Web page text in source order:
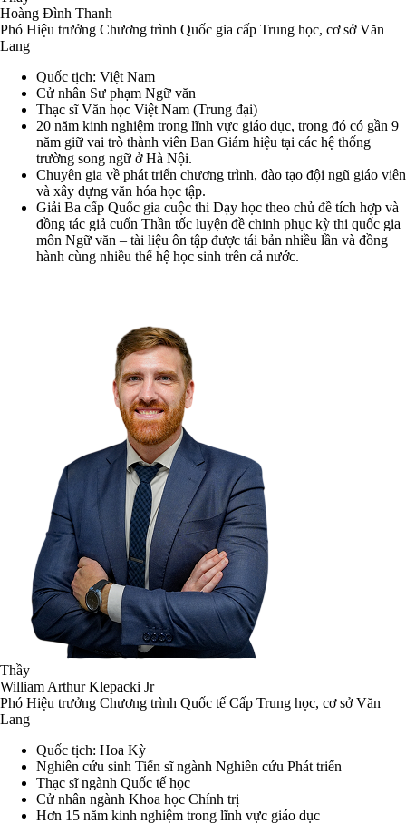
Hoàng Đình Thanh
Phó Hiệu trưởng Chương trình Quốc gia cấp Trung học, cơ sở Văn
Lang
Quốc tịch: Việt Nam
Cử nhân Sư phạm Ngữ văn
Thạc sĩ Văn học Việt Nam (Trung đại)
20 năm kinh nghiệm trong lĩnh vực giáo dục, trong đó có gần 9
năm giữ vai trò thành viên Ban Giám hiệu tại các hệ thống
trường song ngữ ở Hà Nội.
Chuyên gia về phát triển chương trình, đào tạo đội ngũ giáo viên
và xây dựng văn hóa học tập.
Giải Ba cấp Quốc gia cuộc thi Dạy học theo chủ đề tích hợp và
đồng tác giả cuốn Thần tốc luyện đề chinh phục kỳ thi quốc gia
môn Ngữ văn – tài liệu ôn tập được tái bản nhiều lần và đồng
hành cùng nhiều thế hệ học sinh trên cả nước.
​​Thầy
William Arthur Klepacki Jr
Phó Hiệu trưởng Chương trình Quốc tế Cấp Trung học, cơ sở Văn
Lang
Quốc tịch: Hoa Kỳ
Nghiên cứu sinh Tiến sĩ ngành Nghiên cứu Phát triển
Thạc sĩ ngành Quốc tế học
Cử nhân ngành Khoa học Chính trị
Hơn 15 năm kinh nghiệm trong lĩnh vực giáo dục